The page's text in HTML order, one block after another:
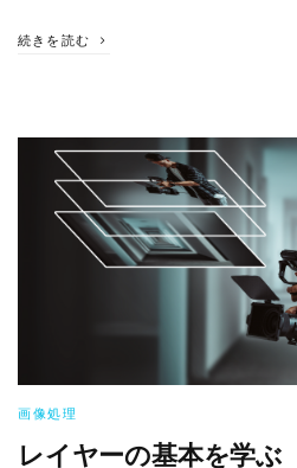
続きを読む
画像処理
レイヤーの基本を学ぶ